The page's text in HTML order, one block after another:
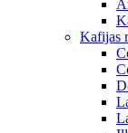
Kafijas